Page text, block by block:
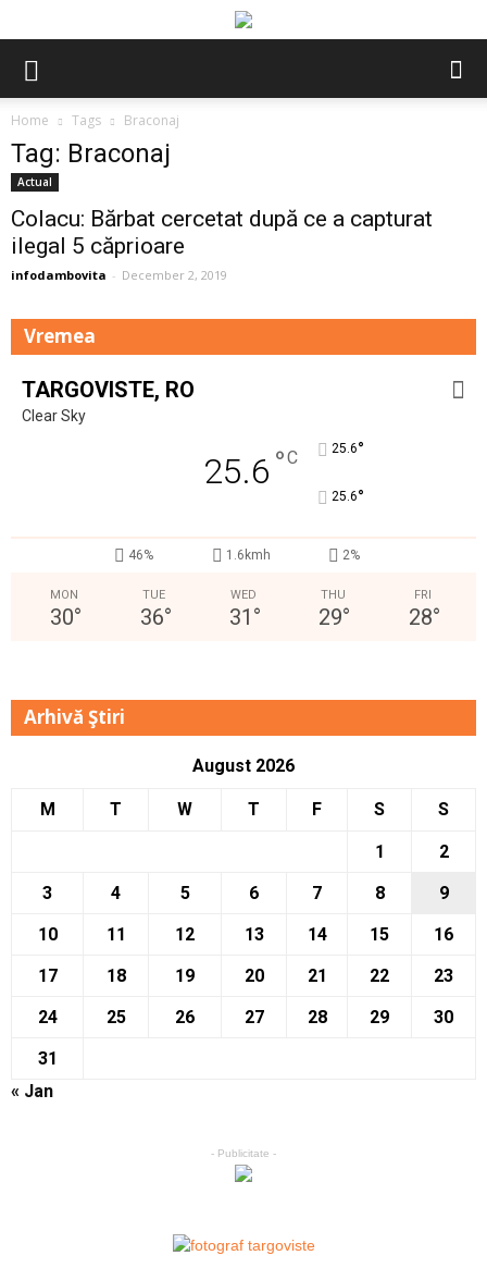
Home Tags Braconaj
Tag: Braconaj
Actual
Colacu: Bărbat cercetat după ce a capturat
ilegal 5 căprioare
infodambovita - December 2, 2019
Vremea
TARGOVISTE, RO
Clear Sky
25.6 °C 25.6°
25.6°
46% 1.6kmh 2%
MON
30°
TUE
36°
WED
31 °
THU
29°
FRI
28°
Arhivă Ştiri
August 2026
M T W T F S S
1
2
3
4 5 6 7 8
9
10
11 12 13 14 15
16
17
18 19 20 21 22
23
24
25 26 27 28 29
30
31
« Jan
- Publicitate -